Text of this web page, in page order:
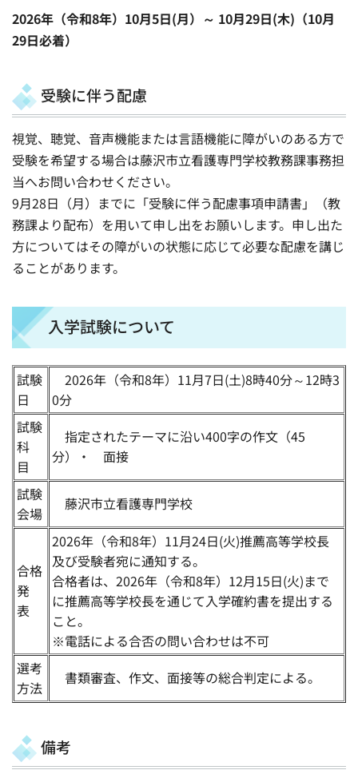
2026年（令和8年）10月5日(月）～ 10月29日(木)（10月
29日必着）
受験に伴う配慮
視覚、聴覚、音声機能または言語機能に障がいのある方で
受験を希望する場合は藤沢市立看護専門学校教務課事務担
当へお問い合わせください。
9月28日（月）までに「受験に伴う配慮事項申請書」（教
務課より配布）を用いて申し出をお願いします。申し出た
方についてはその障がいの状態に応じて必要な配慮を講じ
ることがあります。
入学試験について
試験
日
2026年（令和8年）11月7日(土)8時40分～12時3
0分
試験
科
目
指定されたテーマに沿い400字の作文（45
分）・ 面接
試験
会場
藤沢市立看護専門学校
合格
発
表
2026年（令和8年）11月24日(火)推薦高等学校長
及び受験者宛に通知する。
合格者は、2026年（令和8年）12月15日(火)まで
に推薦高等学校長を通じて入学確約書を提出する
こと。
※電話による合否の問い合わせは不可
選考
方法
書類審査、作文、面接等の総合判定による。
備考